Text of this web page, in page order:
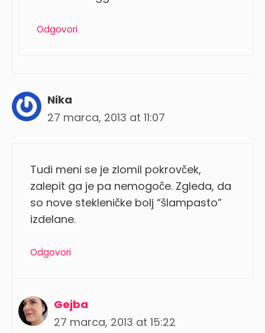
Odgovori
Nika
27 marca, 2013 at 11:07
Tudi meni se je zlomil pokrovček,
zalepit ga je pa nemogoče. Zgleda, da
so nove stekleničke bolj “šlampasto”
izdelane.
Odgovori
Gejba
27 marca, 2013 at 15:22